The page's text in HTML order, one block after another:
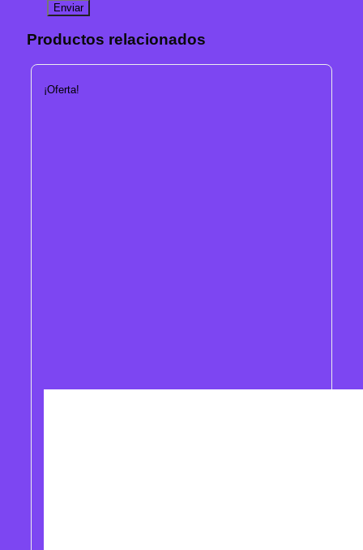
Productos relacionados
¡Oferta!